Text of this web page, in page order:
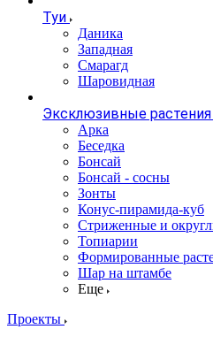
Туи
Даника
Западная
Смарагд
Шаровидная
Эксклюзивные растения
Арка
Беседка
Бонсай
Бонсай - сосны
Зонты
Конус-пирамида-куб
Стриженные и
Топиарии
Формированные
Шар на штамбе
Еще
Проекты